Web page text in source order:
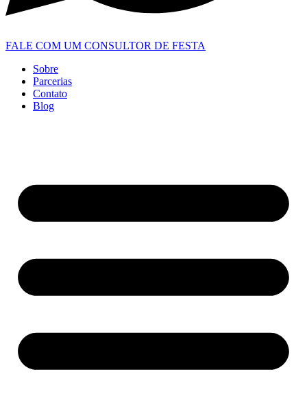
FALE COM UM CONSULTOR DE FESTA
Sobre
Parcerias
Contato
Blog